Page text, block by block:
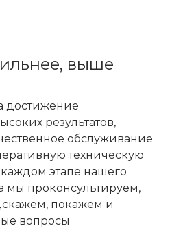
выше
достижение
результатов,
обслуживание
техническую
этапе нашего
мы проконсультируем,
покажем и
вопросы